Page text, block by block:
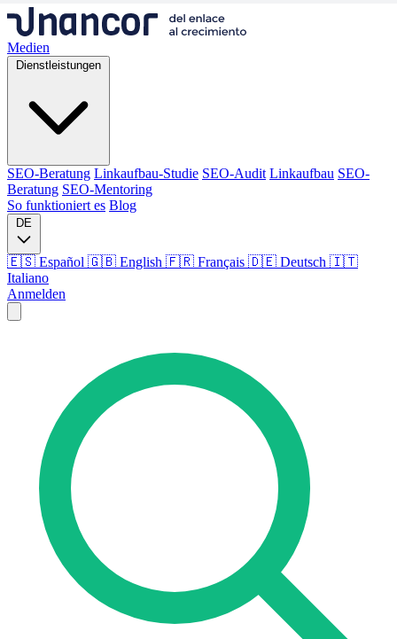
Medien
Dienstleistungen
SEO-Beratung Linkaufbau-Studie SEO-Audit Linkaufbau SEO-
Beratung SEO-Mentoring
So funktioniert es Blog
DE
🇪🇸 Español 🇬🇧 English 🇫🇷 Français 🇩🇪 Deutsch 🇮🇹
Italiano
Anmelden
SEO-Beratung Linkaufbau
Beratung
SEO-Mentoring
So funktioniert es
Sprache
🇪🇸 ES
🇬🇧 EN 🇮🇹 IT